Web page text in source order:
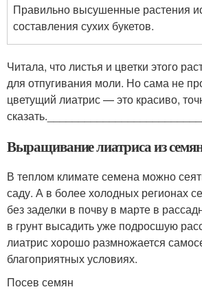
Правильно высушенные растения
составления сухих букетов.
Читала, что листья и цветки этого
для отпугивания моли. Но сама не
цветущий лиатрис — это красиво,
Выращивание лиатриса из
В теплом климате семена можно
саду. А в более холодных регионах
без заделки в почву в марте в
в грунт высадить уже подросшую
лиатрис хорошо размножается
благоприятных условиях.
Посев семян